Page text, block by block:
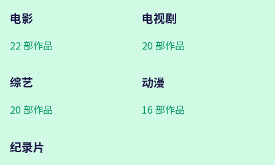
电影
22 部作品
电视剧
20 部作品
综艺
20 部作品
动漫
16 部作品
纪录片